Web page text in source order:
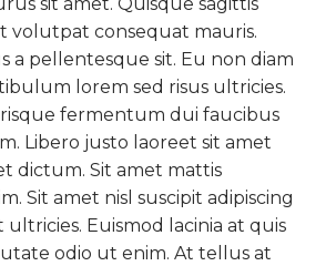
volutpat consequat mauris.
a pellentesque sit. Eu non diam
lorem sed risus ultricies.
fermentum dui faucibus
Libero justo laoreet sit amet
dictum. Sit amet mattis
Sit amet nisl suscipit adipiscing
Euismod lacinia at quis
odio ut enim. At tellus at